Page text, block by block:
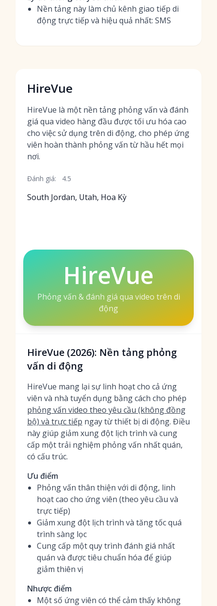
Nền tảng này làm chủ kênh giao tiếp di
động trực tiếp và hiệu quả nhất: SMS
HireVue
HireVue là một nền tảng phỏng vấn và đánh
giá qua video hàng đầu được tối ưu hóa cao
cho việc sử dụng trên di động, cho phép ứng
viên hoàn thành phỏng vấn từ hầu hết mọi
nơi.
Đánh giá: 4.5
South Jordan, Utah, Hoa Kỳ
HireVue
Phỏng vấn & đánh giá qua video trên di
động
HireVue (2026): Nền tảng phỏng
vấn di động
HireVue mang lại sự linh hoạt cho cả ứng
viên và nhà tuyển dụng bằng cách cho phép
phỏng vấn video theo yêu cầu (không đồng
bộ) và trực tiếp ngay từ thiết bị di động. Điều
này giúp giảm xung đột lịch trình và cung
cấp một trải nghiệm phỏng vấn nhất quán,
có cấu trúc.
Ưu điểm
Phỏng vấn thân thiện với di động, linh
hoạt cao cho ứng viên (theo yêu cầu và
trực tiếp)
Giảm xung đột lịch trình và tăng tốc quá
trình sàng lọc
Cung cấp một quy trình đánh giá nhất
quán và được tiêu chuẩn hóa để giúp
giảm thiên vị
Nhược điểm
Một số ứng viên có thể cảm thấy không